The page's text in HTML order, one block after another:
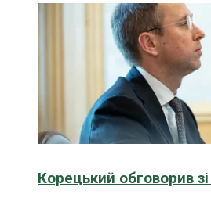
Корецький обговорив